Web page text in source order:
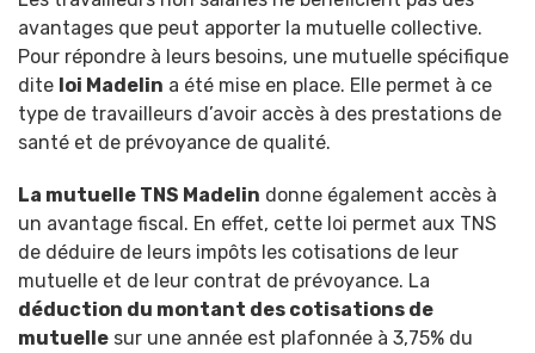
avantages que peut apporter la mutuelle collective.
Pour répondre à leurs besoins, une mutuelle spécifique
dite loi Madelin a été mise en place. Elle permet à ce
type de travailleurs d’avoir accès à des prestations de
santé et de prévoyance de qualité.
La mutuelle TNS Madelin donne également accès à
un avantage fiscal. En effet, cette loi permet aux TNS
de déduire de leurs impôts les cotisations de leur
mutuelle et de leur contrat de prévoyance. La
déduction du montant des cotisations de
mutuelle sur une année est plafonnée à 3,75% du